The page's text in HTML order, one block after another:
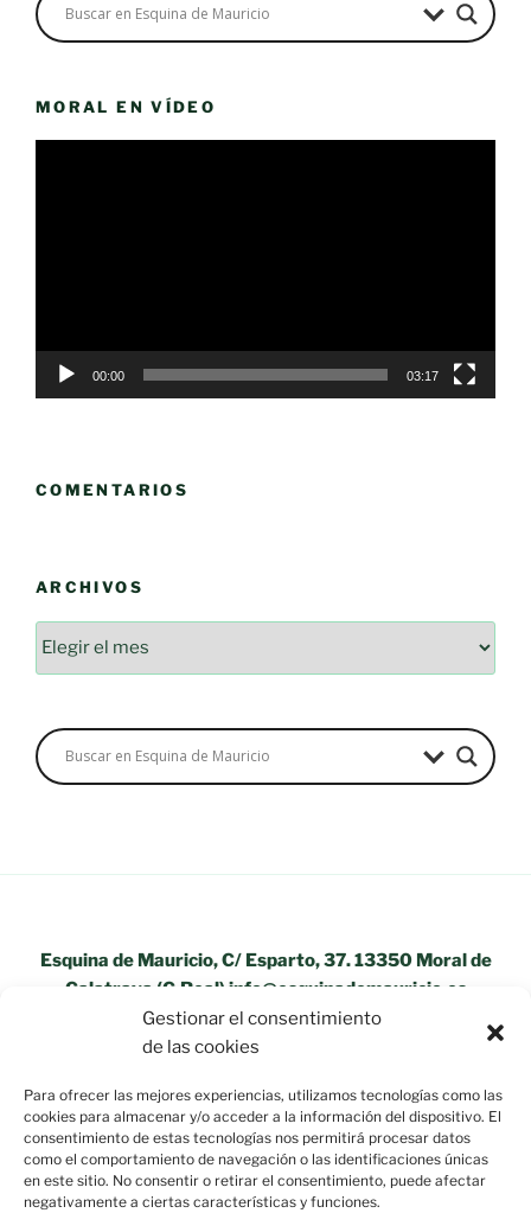
Gestionar el consentimiento
de las cookies
Para ofrecer las mejores experiencias, utilizamos tecnologías como las
cookies para almacenar y/o acceder a la información del dispositivo. El
consentimiento de estas tecnologías nos permitirá procesar datos
como el comportamiento de navegación o las identificaciones únicas
en este sitio. No consentir o retirar el consentimiento, puede afectar
negativamente a ciertas características y funciones.
MORAL EN VÍDEO
00:00 03:17
COMENTARIOS
ARCHIVOS
Archivos
Esquina de Mauricio, C/ Esparto, 37. 13350 Moral de
Calatrava (C.Real) info@esquinademauricio.es
«Aviso Legal»